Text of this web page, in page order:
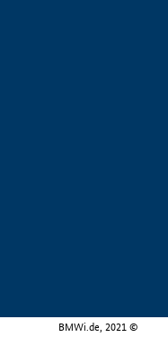
BMWi.de, 2021 ©